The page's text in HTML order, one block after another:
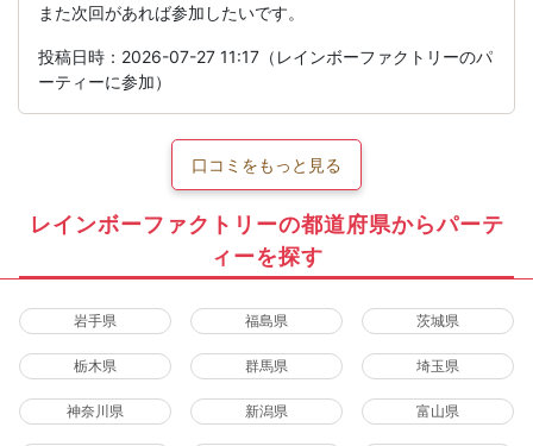
また次回があれば参加したいです。
投稿日時：2026-07-27 11:17（レインボーファクトリーのパ
ーティーに参加）
口コミをもっと見る
レインボーファクトリーの都道府県からパーテ
ィーを探す
岩手県 福島県 茨城県
栃木県 群馬県 埼玉県
神奈川県 新潟県 富山県